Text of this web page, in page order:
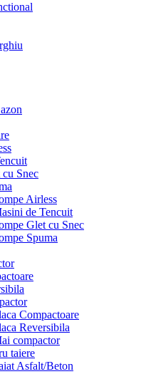
Snec
Airless
de Tencuit
Glet cu Snec
Spuma
Compactoare
Reversibila
compactor
taiere
Asfalt/Beton